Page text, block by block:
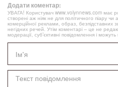
Додати коментар:
УВАГА! Користувач www.volynnews.com має
створені аж ніяк не для політичного піару
комерційної реклами, образ, безпідставних
негідних речей. Утім коментарі – це не
модерації, суб’єктивні повідомлення і